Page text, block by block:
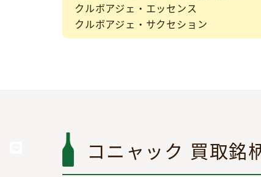
クルボアジェ・エッセンス
クルボアジェ・サクセション
コニャック 買取銘